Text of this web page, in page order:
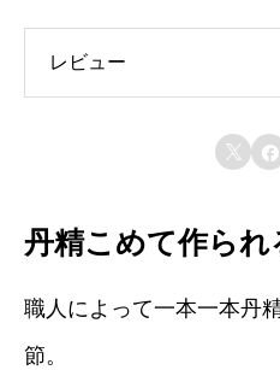
0
レビュー
レビュー投稿には、
会員登
このサイトはスパムを低
使っています。 コメント
 
丹精こめて作られ
職人によって一本一本丹
節。